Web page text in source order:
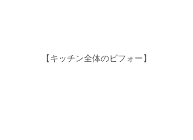
【キッチン全体のビフォー】